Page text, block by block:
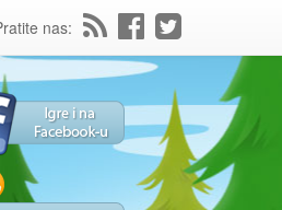
nas: